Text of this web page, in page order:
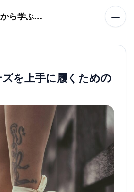
発表会で輝く！基礎から学ぶバレエ術
を上手に履くための